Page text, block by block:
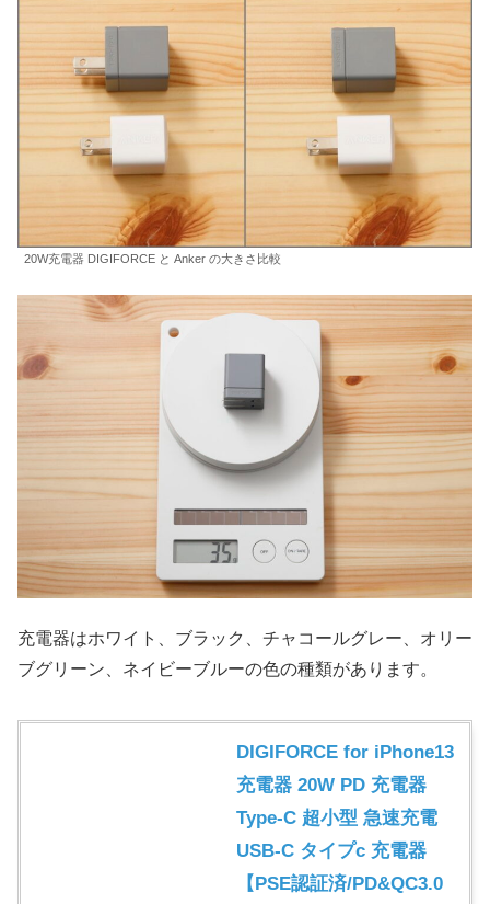
20W充電器 DIGIFORCE と Anker の大きさ比較
充電器はホワイト、ブラック、チャコールグレー、オリー
ブグリーン、ネイビーブルーの色の種類があります。
DIGIFORCE for iPhone13
充電器 20W PD 充電器
Type-C 超小型 急速充電
USB-C タイプc 充電器
【PSE認証済/PD&QC3.0